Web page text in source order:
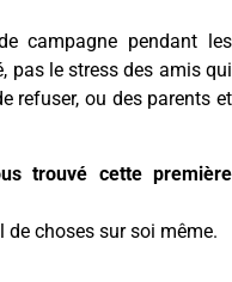
campagne pendant les
pas le stress des amis qui
refuser, ou des parents et
trouvé cette première
choses sur soi même.